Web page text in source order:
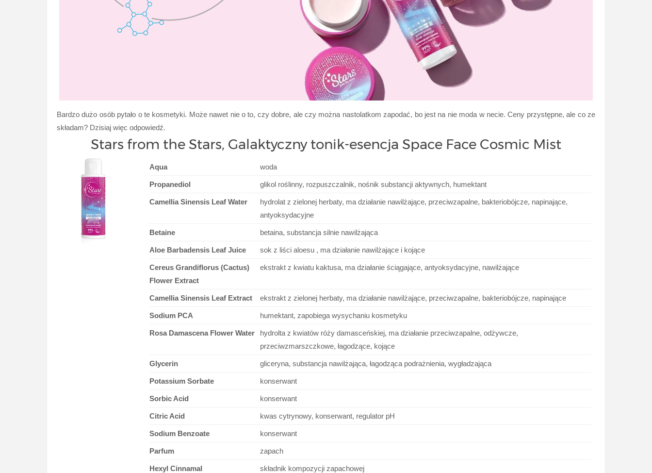
Bardzo dużo osób pytało o te kosmetyki. Może nawet nie o to, czy dobre, ale czy można nastolatkom zapodać, bo jest na nie moda w necie.Ceny przystępne, ale co ze
składam? Dzisiaj więc odpowiedź.
Stars from the Stars, Galaktyczny tonik-esencja Space Face Cosmic Mist
Aqua woda
Propanediol glikol roślinny, rozpuszczalnik, nośnik substancji aktywnych, humektant
Camellia Sinensis Leaf Water
hydrolat z zielonej herbaty, ma działanie nawilżające, przeciwzapalne, bakteriobójcze, napinające,
antyoksydacyjne
Betaine betaina, substancja silnie nawilżająca
Aloe Barbadensis Leaf Juice sok z liści aloesu , ma działanie nawilżające i kojące
Cereus Grandiflorus (Cactus)
Flower Extract
ekstrakt z kwiatu kaktusa, ma działanie ściągające, antyoksydacyjne, nawilżające
Camellia Sinensis Leaf Extract ekstrakt z zielonej herbaty, ma działanie nawilżające, przeciwzapalne, bakteriobójcze, napinające
Sodium PCA humektant, zapobiega wysychaniu kosmetyku
Rosa Damascena Flower Water
hydrolta z kwiatów róży damasceńskiej, ma działanie przeciwzapalne, odżywcze,
przeciwzmarszczkowe, łagodzące, kojące
Glycerin gliceryna, substancja nawilżająca, łagodząca podrażnienia, wygładzająca
Potassium Sorbate konserwant
Sorbic Acid konserwant
Citric Acid kwas cytrynowy, konserwant, regulator pH
Sodium Benzoate konserwant
Parfum zapach
Hexyl Cinnamal składnik kompozycji zapachowej